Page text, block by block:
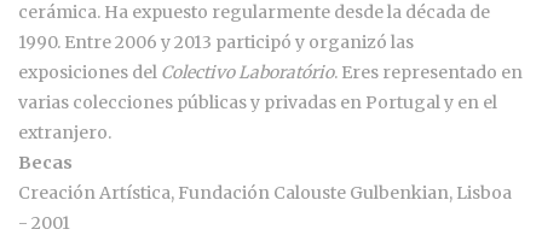
cerámica. Ha expuesto regularmente desde la década de
1990. Entre 2006 y 2013 participó y organizó las
exposiciones del Colectivo Laboratório. Eres representado en
varias colecciones públicas y privadas en Portugal y en el
extranjero.
Becas
Creación Artística, Fundación Calouste Gulbenkian, Lisboa
- 2001